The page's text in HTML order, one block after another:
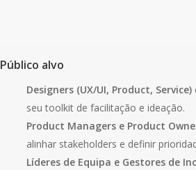
Público alvo
Designers (UX/UI, Product, Service)
seu toolkit de facilitação e ideação.
Product Managers e Product
alinhar stakeholders e definir
Líderes de Equipa e Gestores de